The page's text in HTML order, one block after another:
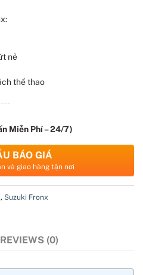
nẻ
thể thao
Miễn Phí – 24/7)
BÁO GIÁ
và giao hàng tận nơi
, Suzuki Fronx
REVIEWS (0)